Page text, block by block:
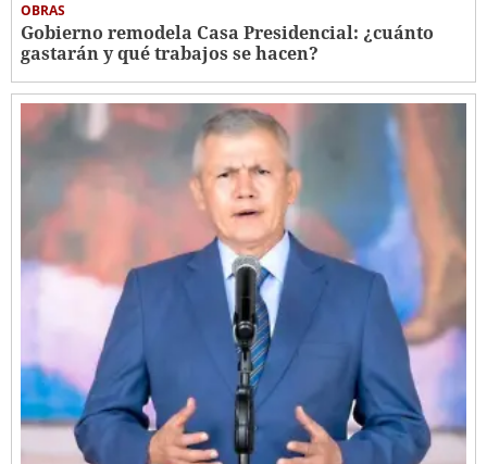
OBRAS
Gobierno remodela Casa Presidencial: ¿cuánto
gastarán y qué trabajos se hacen?